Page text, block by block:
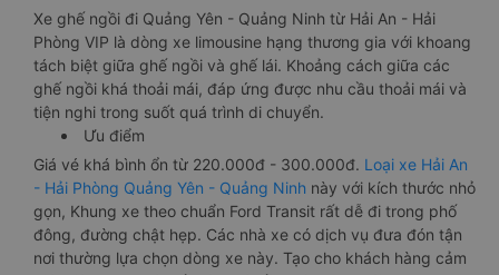
Xe ghế ngồi đi Quảng Yên - Quảng Ninh từ Hải An - Hải
Phòng VIP là dòng xe limousine hạng thương gia với khoang
tách biệt giữa ghế ngồi và ghế lái. Khoảng cách giữa các
ghế ngồi khá thoải mái, đáp ứng được nhu cầu thoải mái và
tiện nghi trong suốt quá trình di chuyển.
Ưu điểm
Giá vé khá bình ổn từ 220.000đ - 300.000đ. Loại xe Hải An
- Hải Phòng Quảng Yên - Quảng Ninh này với kích thước nhỏ
gọn, Khung xe theo chuẩn Ford Transit rất dễ đi trong phố
đông, đường chật hẹp. Các nhà xe có dịch vụ đưa đón tận
nơi thường lựa chọn dòng xe này. Tạo cho khách hàng cảm